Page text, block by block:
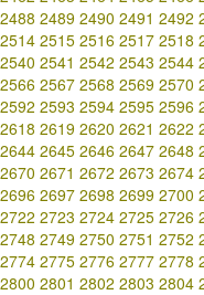
2488 2489 2490 2491 2492
2514 2515 2516 2517 2518
2540 2541 2542 2543 2544
2566 2567 2568 2569 2570
2592 2593 2594 2595 2596
2618 2619 2620 2621 2622
2644 2645 2646 2647 2648
2670 2671 2672 2673 2674
2696 2697 2698 2699 2700
2722 2723 2724 2725 2726
2748 2749 2750 2751 2752
2774 2775 2776 2777 2778
2800 2801 2802 2803 2804